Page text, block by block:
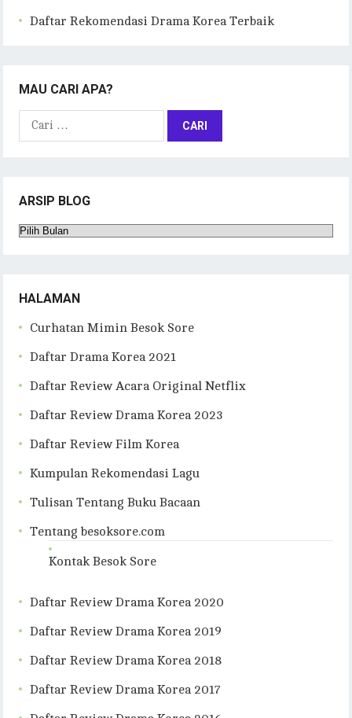
Daftar Rekomendasi Drama Korea Terbaik
MAU CARI APA?
Cari
ARSIP BLOG
Arsip
HALAMAN
Curhatan Mimin Besok Sore
Daftar Drama Korea 2021
Daftar Review Acara Original Netflix
Daftar Review Drama Korea 2023
Daftar Review Film Korea
Kumpulan Rekomendasi Lagu
Tulisan Tentang Buku Bacaan
Tentang besoksore.com
Kontak Besok Sore
Daftar Review Drama Korea 2020
Daftar Review Drama Korea 2019
Daftar Review Drama Korea 2018
Daftar Review Drama Korea 2017